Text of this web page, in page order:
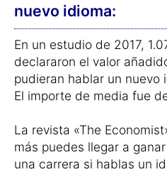
nuevo idioma:
En un estudio de 2017,
declararon el valor
pudieran hablar un nuevo
El importe de media fue
La revista «The
más puedes llegar a
una carrera si hablas un